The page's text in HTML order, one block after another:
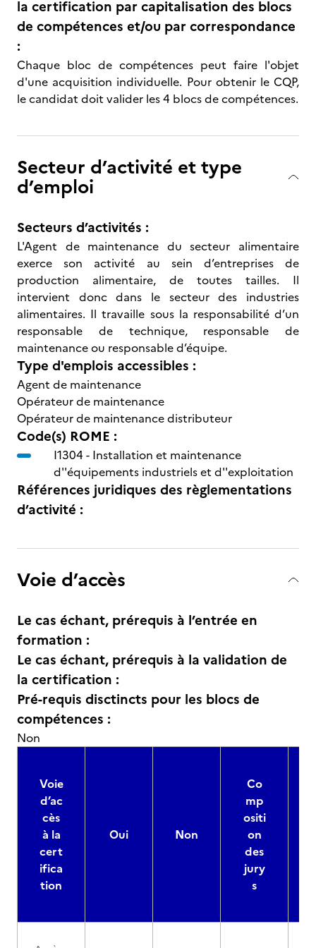
la certification par capitalisation des blocs
de compétences et/ou par correspondance
:
Chaque bloc de compétences peut faire l'objet
d'une acquisition individuelle. Pour obtenir le CQP,
le candidat doit valider les 4 blocs de compétences.
Secteur d’activité et type
d’emploi
Secteurs d’activités :
L'Agent de maintenance du secteur alimentaire
exerce son activité au sein d’entreprises de
production alimentaire, de toutes tailles. Il
intervient donc dans le secteur des industries
alimentaires. Il travaille sous la responsabilité d’un
responsable de technique, responsable de
maintenance ou responsable d’équipe.
Type d'emplois accessibles :
Agent de maintenance
Opérateur de maintenance
Opérateur de maintenance distributeur
Code(s) ROME :
I1304 - Installation et maintenance
d''équipements industriels et d''exploitation
Références juridiques des règlementations
d’activité :
Voie d’accès
Le cas échant, prérequis à l’entrée en
formation :
Le cas échant, prérequis à la validation de
la certification :
Pré-requis disctincts pour les blocs de
compétences :
Non
Voie
d’ac
cès
à la
cert
ifica
tion
Oui Non
Co
mp
ositi
on
des
jury
s